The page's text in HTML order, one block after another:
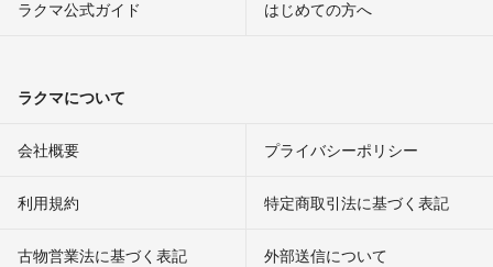
ラクマ公式ガイド はじめての方へ
ラクマについて
会社概要 プライバシーポリシー
利用規約 特定商取引法に基づく表記
古物営業法に基づく表記 外部送信について